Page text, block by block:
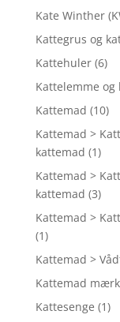
Kate Winther
Kattegrus og
Kattehuler (6)
Kattelemme og
Kattemad (10)
Kattemad >
kattemad (1)
Kattemad >
kattemad (3)
Kattemad >
(1)
Kattemad >
Kattemad
Kattesenge (1)